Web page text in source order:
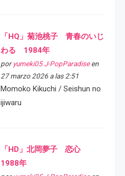
「HQ」菊池桃子 青春のいじ
わる 1984年
por yumeki05 J-PopParadiseen
27 marzo 2026 a las 2:51
Momoko Kikuchi / Seishun no
ijiwaru
「HD」北岡夢子 恋心
1988年